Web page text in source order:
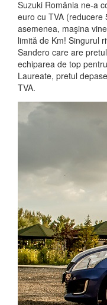
Suzuki România ne-a
euro cu TVA
asemenea, maşina
limită de Km! Singurul
Sandero care are
echiparea de top
Laureate, pretul
TVA.